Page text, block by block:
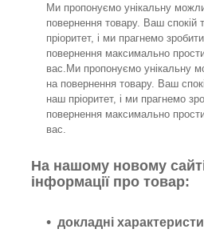
Ми пропонуємо унікальну
повернення товару. Ваш спокій
пріоритет, і ми прагнемо
повернення максимально
вас.Ми пропонуємо унікальну
на повернення товару. Ваш
наш пріоритет, і ми прагнемо
повернення максимально
вас.
На нашому новому
інформації про товар:
докладні